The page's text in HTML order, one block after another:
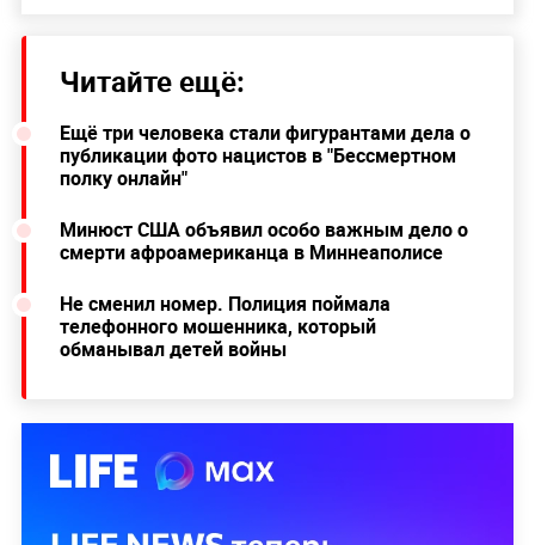
Читайте ещё:
Ещё три человека стали фигурантами дела о
публикации фото нацистов в "Бессмертном
полку онлайн"
Минюст США объявил особо важным дело о
смерти афроамериканца в Миннеаполисе
Не сменил номер. Полиция поймала
телефонного мошенника, который
обманывал детей войны